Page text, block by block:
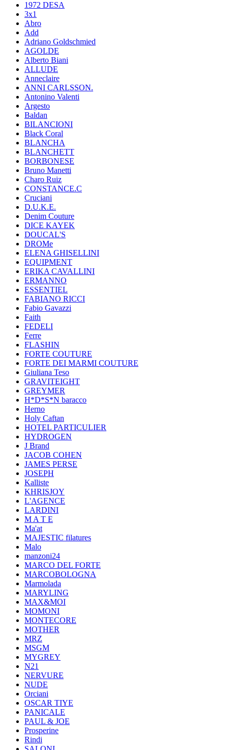
1972 DESA
3x1
Abro
Add
Adriano Goldschmied
AGOLDE
Alberto Biani
ALLUDE
Anneclaire
ANNI CARLSSON.
Antonino Valenti
Argesto
Baldan
BILANCIONI
Black Coral
BLANCHA
BLANCHETT
BORBONESE
Bruno Manetti
Charo Ruiz
CONSTANCE.C
Cruciani
D.U.K.E.
Denim Couture
DICE KAYEK
DOUCAL'S
DROMe
ELENA GHISELLINI
EQUIPMENT
ERIKA CAVALLINI
ERMANNO
ESSENTIEL
FABIANO RICCI
Fabio Gavazzi
Faith
FEDELI
Ferre
FLASHIN
FORTE COUTURE
FORTE DEI MARMI COUTURE
Giuliana Teso
GRAVITEIGHT
GREYMER
H*D*S*N baracco
Herno
Holy Caftan
HOTEL PARTICULIER
HYDROGEN
J Brand
JACOB COHEN
JAMES PERSE
JOSEPH
Kalliste
KHRISJOY
L'AGENCE
LARDINI
M A T E
Ma'at
MAJESTIC filatures
Malo
manzoni24
MARCO DEL FORTE
MARCOBOLOGNA
Marmolada
MARYLING
MAX&MOI
MOMONI
MONTECORE
MOTHER
MRZ
MSGM
MYGREY
N21
NERVURE
NUDE
Orciani
OSCAR TIYE
PANICALE
PAUL & JOE
Prosperine
Rindi